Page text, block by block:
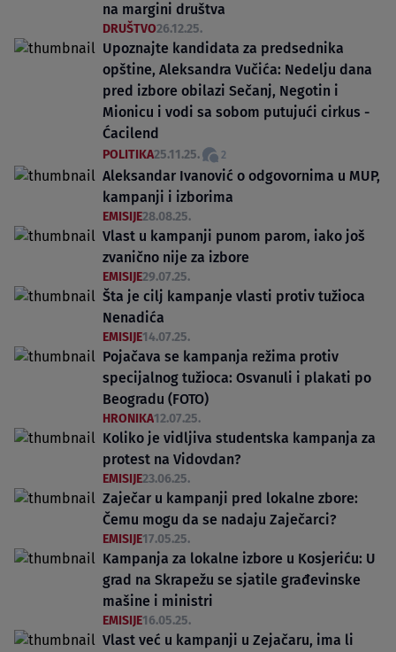
na margini društva
DRUŠTVO26.12.25.
Upoznajte kandidata za predsednika
opštine, Aleksandra Vučića: Nedelju dana
pred izbore obilazi Sečanj, Negotin i
Mionicu i vodi sa sobom putujući cirkus -
Ćacilend
POLITIKA25.11.25. 2
Aleksandar Ivanović o odgovornima u MUP,
kampanji i izborima
EMISIJE28.08.25.
Vlast u kampanji punom parom, iako još
zvanično nije za izbore
EMISIJE29.07.25.
Šta je cilj kampanje vlasti protiv tužioca
Nenadića
EMISIJE14.07.25.
Pojačava se kampanja režima protiv
specijalnog tužioca: Osvanuli i plakati po
Beogradu (FOTO)
HRONIKA12.07.25.
Koliko je vidljiva studentska kampanja za
protest na Vidovdan?
EMISIJE23.06.25.
Zaječar u kampanji pred lokalne zbore:
Čemu mogu da se nadaju Zaječarci?
EMISIJE17.05.25.
Kampanja za lokalne izbore u Kosjeriću: U
grad na Skrapežu se sjatile građevinske
mašine i ministri
EMISIJE16.05.25.
Vlast već u kampanji u Zejačaru, ima li